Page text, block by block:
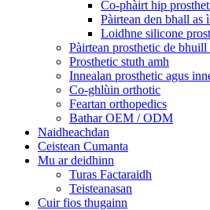
Co-phàirt hip
Pàirtean den bhall as
Loidhne silicone
Pàirtean prosthetic de bhuill
Prosthetic stuth amh
Innealan prosthetic agus
Co-ghlùin orthotic
Feartan orthopedics
Bathar OEM / ODM
Naidheachdan
Ceistean Cumanta
Mu ar deidhinn
Turas Factaraidh
Teisteanasan
Cuir fios thugainn